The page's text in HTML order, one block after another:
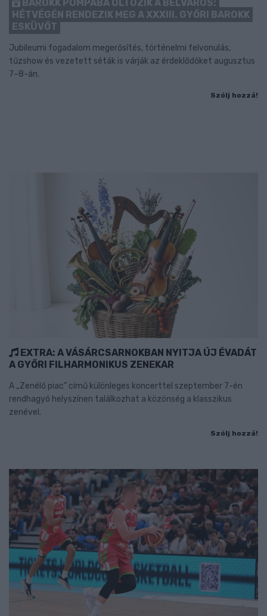
BAROKK POMPÁBA ÖLTÖZIK A BELVÁROS:
HÉTVÉGÉN RENDEZIK MEG A XXXIII. GYŐRI BAROKK
ESKÜVŐT
Jubileumi fogadalom megerősítés, történelmi felvonulás,
tűzshow és vezetett séták is várják az érdeklődőket augusztus
7–8-án.
Szólj hozzá!
EXTRA: A VÁSÁRCSARNOKBAN NYITJA ÚJ ÉVADÁT
A GYŐRI FILHARMONIKUS ZENEKAR
A „Zenélő piac” című különleges koncerttel szeptember 7-én
rendhagyó helyszínen találkozhat a közönség a klasszikus
zenével.
Szólj hozzá!